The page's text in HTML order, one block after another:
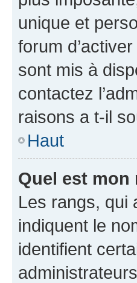
unique et
forum
sont mis à
contactez
raisons a t-il
Haut
Quel est
Les rangs, qui
indiquent le
identifient